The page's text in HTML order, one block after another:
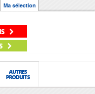
Ma sélection
AUTRES
PRODUITS